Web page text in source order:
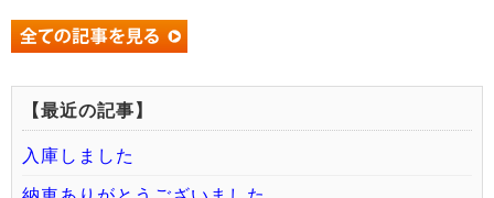
【最近の記事】
入庫しました